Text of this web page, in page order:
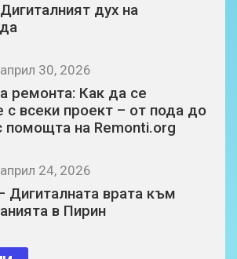
дух на
април 30, 2026
ремонта: Как да се
с всеки проект – от пода до
помощта на Remonti.org
април 24, 2026
Дигиталната врата към
в Пирин